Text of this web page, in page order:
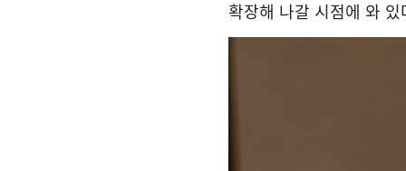
확장해 나갈 시점에 와 있